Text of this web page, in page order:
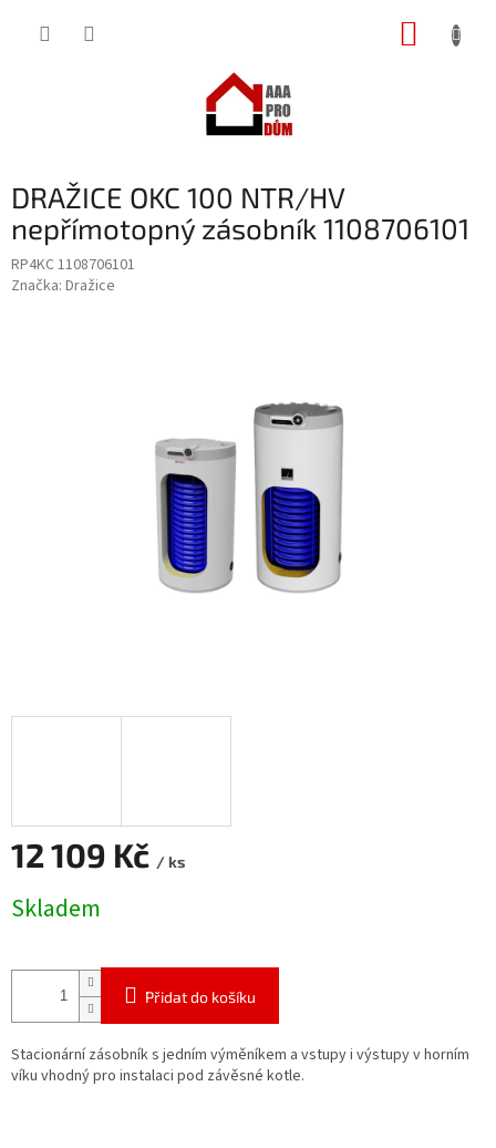
DRAŽICE OKC 100 NTR/HV
nepřímotopný zásobník 1108706101
RP4KC 1108706101
Značka: Dražice
12 109 Kč / ks
cena:
Skladem
Přidat do košíku
Stacionární zásobník s jedním výměníkem a vstupy i výstupy v horním
víku vhodný pro instalaci pod závěsné kotle.